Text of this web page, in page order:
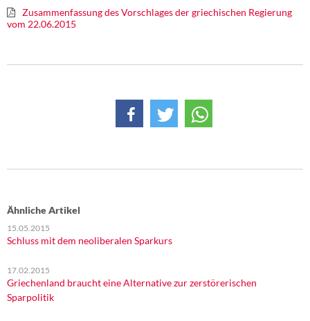
Zusammenfassung des Vorschlages der griechischen Regierung
vom 22.06.2015
Ähnliche Artikel
15.05.2015
Schluss mit dem neoliberalen Sparkurs
17.02.2015
Griechenland braucht eine Alternative zur zerstörerischen
Sparpolitik